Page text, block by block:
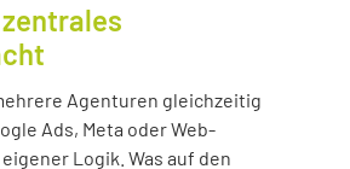
Agenturen gleichzeitig
Ads, Meta oder Web-
Logik. Was auf den